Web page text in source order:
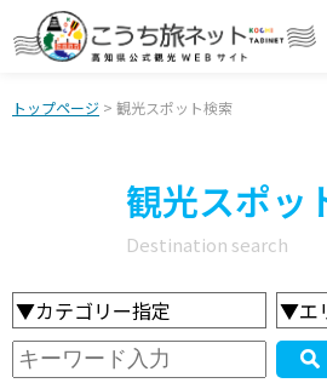
トップページ > 観光スポット検索
観光スポッ
Destination search
▼カテゴリー指定 ▼エ